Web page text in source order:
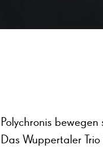
Polychronis bewegen
Das Wuppertaler